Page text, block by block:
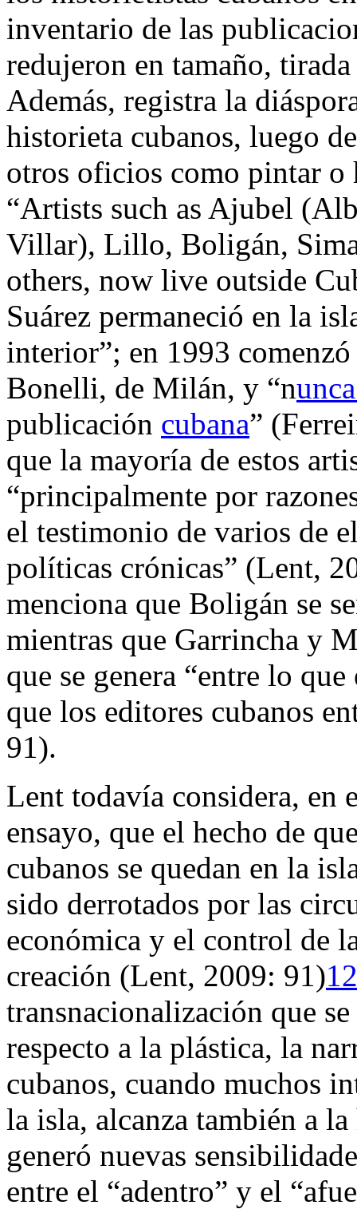
inventario de las
redujeron en tamaño,
Además, registra la
historieta cubanos, luego
otros oficios como pintar o
“Artists such as Ajubel
Villar), Lillo, Boligán,
others, now live outside
Suárez permaneció en la
interior”; en 1993
Bonelli, de Milán, y “n
publicación cubana”
que la mayoría de estos
“principalmente por
el testimonio de varios de
políticas crónicas” (Lent,
menciona que Boligán se
mientras que Garrincha y
que se genera “entre lo
que los editores cubanos
91).
Lent todavía considera, en
ensayo, que el hecho de
cubanos se quedan en la
sido derrotados por las
económica y el control de
creación (Lent, 2009: 91)12
transnacionalización que
respecto a la plástica, la
cubanos, cuando muchos
la isla, alcanza también a
generó nuevas
entre el “adentro” y el